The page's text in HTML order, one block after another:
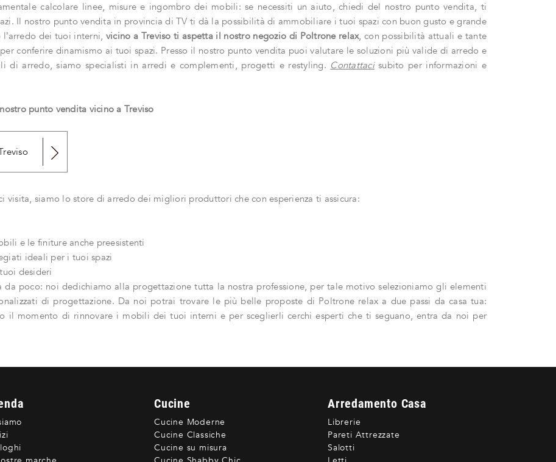
calcolare linee, misure e ingombro dei mobili: se necessiti un aiuto, chiedi del nostro punto vendita, ti
Il nostro punto vendita in provincia di TV ti dà la possibilità di ammobiliare i tuoi spazi con buon gusto e grande
dei tuoi interni, vicino a Treviso ti aspetta il nostro negozio di Poltrone relax, con possibilità attuali e tante
conferire dinamismo ai tuoi spazi. Presso il nostro punto vendita puoi valutare le soluzioni più valide di arredo e
di arredo, siamo specialisti in arredi e complementi, progetti e restyling. Contattacisubito per informazioni e
punto vendita vicino a Treviso
visita, siamo lo store di arredo dei migliori produttori che con esperienza ti assicura:
e le finiture anche preesistenti
ideali per i tuoi spazi
desideri
da poco: noi dedichiamo alla progettazione tutta la nostra professione, per tale motivo selezioniamo gli elementi
di progettazione. Da noi potrai trovare le più belle proposte di Poltrone relax a due passi da casa tua:
il momento di rinnovare i mobili dei tuoi interni e per sceglierli cerchi esperti che ti seguano, entra da noi per
Cucine
Cucine Moderne
Cucine Classiche
Cucine su misura
Arredamento Casa
Librerie
Pareti Attrezzate
Salotti